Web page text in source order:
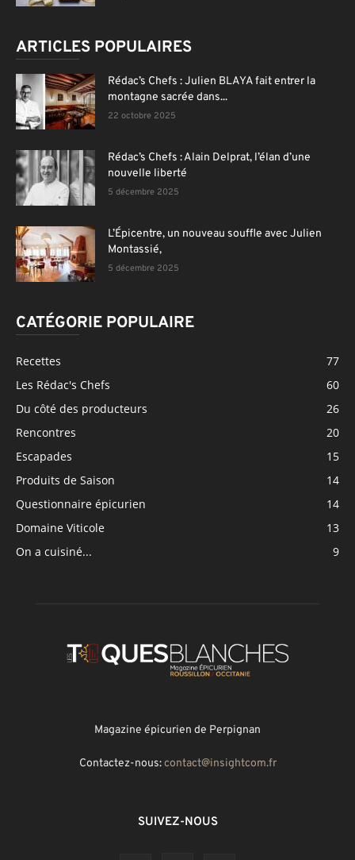
ARTICLES POPULAIRES
Rédac’s Chefs : Julien BLAYA fait entrer la
montagne sacrée dans...
22 octobre 2025
Rédac’s Chefs : Alain Delprat, l’élan d’une
nouvelle liberté
5 décembre 2025
L’Épicentre, un nouveau souffle avec Julien
Montassié,
5 décembre 2025
CATÉGORIE POPULAIRE
Recettes
77
Les Rédac's Chefs
60
Du côté des producteurs
26
Rencontres
20
Escapades
15
Produits de Saison
14
Questionnaire épicurien
14
Domaine Viticole
13
On a cuisiné...
9
Magazine épicurien de Perpignan
Contactez-nous:contact@insightcom.fr
SUIVEZ-NOUS